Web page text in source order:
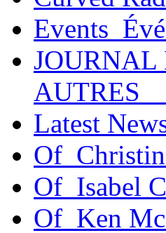
JOURNAL
AUTRES
Latest
Of_Isabel
Of_Ken